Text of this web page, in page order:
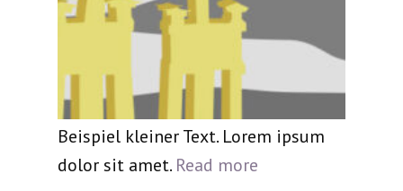
Beispiel kleiner Text. Lorem ipsum
dolor sit amet. Read more